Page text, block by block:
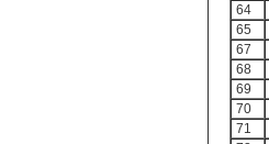
64
65
67
68
69
70
71